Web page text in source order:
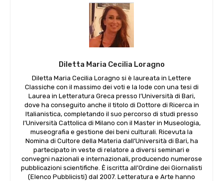
Diletta Maria Cecilia Loragno
Diletta Maria Cecilia Loragno si è laureata in Lettere
Classiche con il massimo dei voti e la lode con una tesi di
Laurea in Letteratura Greca presso l’Università di Bari,
dove ha conseguito anche il titolo di Dottore di Ricerca in
Italianistica, completando il suo percorso di studi presso
l’Università Cattolica di Milano con il Master in Museologia,
museografia e gestione dei beni culturali. Ricevuta la
Nomina di Cultore della Materia dall’Università di Bari, ha
partecipato in veste di relatore a diversi seminari e
convegni nazionali e internazionali, producendo numerose
pubblicazioni scientifiche. Ė iscritta all’Ordine dei Giornalisti
(Elenco Pubblicisti) dal 2007. Letteratura e Arte hanno